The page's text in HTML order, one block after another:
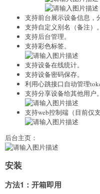
支持前台展示设备信息，
支持自定义别名（备注）。
支持后台管理。
支持彩色标签。
支持设备在线统计。
支持设备密码保存。
利用心跳接口自动管理
支持分享设备给其他用户。
支持web控制端（目前仅
后台主页：
安装
方法1：开箱即用